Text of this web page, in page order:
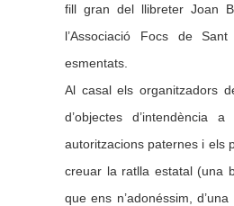
fill gran del llibreter Joan
l’Associació Focs de
esmentats.
Al casal els organitzadors
d’objectes d’intendència
autoritzacions paternes i els
creuar la ratlla estatal (una
que ens n’adonéssim,